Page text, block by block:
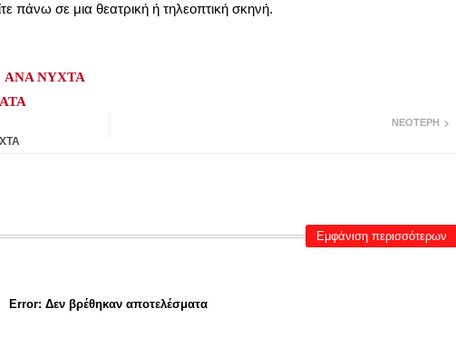
πάνω σε μια θεατρική ή τηλεοπτική σκηνή.
ΑΝΑ ΝΥΧΤΑ
ΝΕΌΤΕΡΗ
Εμφάνιση περισσότερων
Error: Δεν βρέθηκαν αποτελέσματα